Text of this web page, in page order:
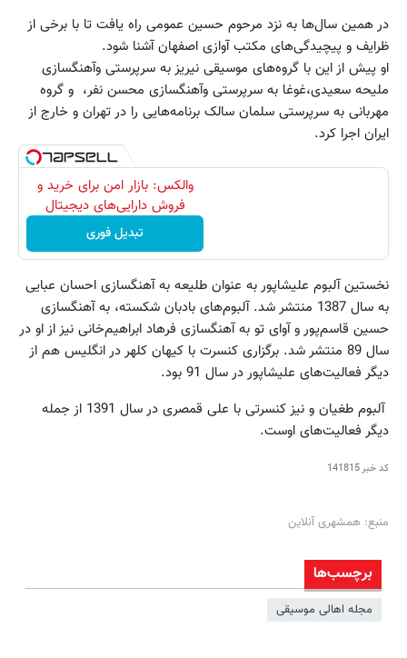
در همین سال‌ها به نزد مرحوم حسین عمومی راه یافت تا با برخی از
ظرایف و پیچیدگی‌های مکتب آوازی اصفهان آشنا شود.
او پیش از این با گروه‌های موسیقی نیریز به سرپرستی و‌آهنگسازی
ملیحه سعیدی،غوغا به سرپرستی و‌آهنگسازی محسن نفر، و گروه
مهربانی به سرپرستی سلمان سالک برنامه‌هایی را در تهران و خارج از
ایران اجرا کرد.
والکس: بازار امن برای خرید و
فروش دارایی‌های دیجیتال
تبدیل فوری
نخستین آلبوم علیشاپور به عنوان طلیعه به آهنگسازی احسان عبایی
به سال 1387 منتشر شد. آلبوم‌های بادبان شکسته، به آهنگسازی
حسین قاسم‌پور و آوای تو به آهنگسازی فرهاد ابراهیم‌خانی نیز از او در
سال 89 منتشر شد. برگزاری کنسرت با کیهان کلهر در انگلیس هم از
دیگر فعالیت‌های علیشاپور در سال 91 بود.
آلبوم طغیان و نیز کنسرتی با علی قمصری در سال 1391 از جمله
دیگر فعالیت‌های اوست.
کد خبر141815
منبع: همشهری آنلاین
برچسب‌ها
مجله اهالی موسیقی